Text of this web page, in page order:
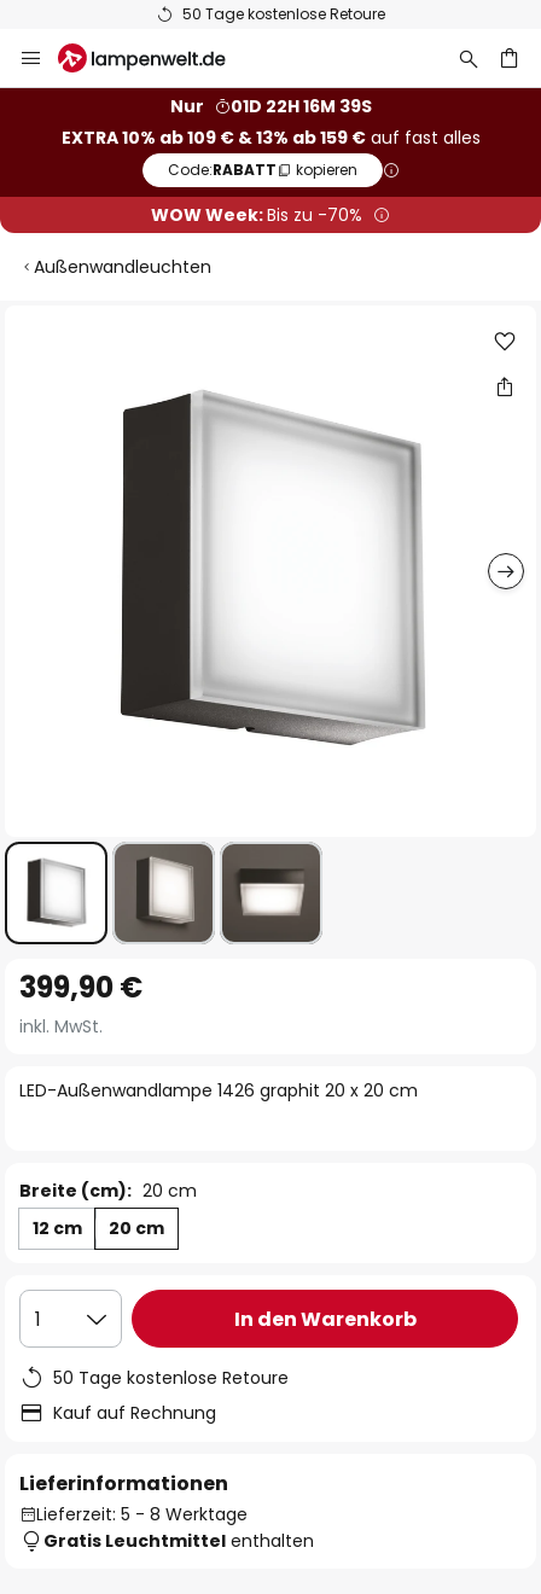
50 Tage kostenlose Retoure
Inhalt
Nur
01D 22H 16M 38S
EXTRA 10% ab 109 € & 13% ab 159 €auf fast alles
Code:RABATT kopieren
WOW Week:Bis zu -70%
Außenwandleuchten
Anfang
der
springen
LED-Außenwandlampe 1426 graphit 20 x 20 cm
399,90 €
inkl. MwSt.
Breite (cm): 20 cm
12 cm
20 cm
1 In den Warenkorb
50 Tage kostenlose Retoure
Kauf auf Rechnung
Lieferinformationen
Lieferzeit: 5 - 8 Werktage
Gratis Leuchtmittel enthalten